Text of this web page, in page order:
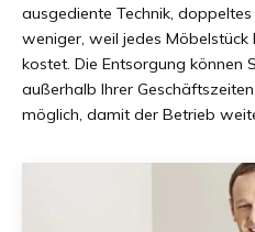
ausgediente Technik,
weniger, weil jedes
kostet. Die Entsorgung können
außerhalb Ihrer
möglich, damit der Betrieb